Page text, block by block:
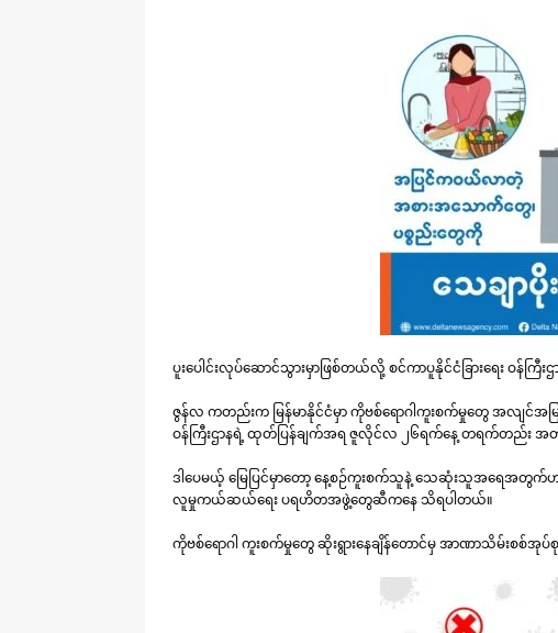
ပူးပေါင်းလုပ်ဆောင်သွားမှာဖြစ်တယ်လို့ စင်ကာပူနိုင်ငံခြားရေး ဝန်ကြီ
ဇွန်လ ကတည်းက မြန်မာနိုင်ငံမှာ ကိုဗစ်ရောဂါကူးစက်မှုတွေ အလျင်အ
ဝန်ကြီးဌာနရဲ့ ထုတ်ပြန်ချက်အရ ဇူလိုင်လ ၂၆ရက်နေ့ တရက်တည်း အတ
ဒါပေမယ့် မြေပြင်မှာတော့ နေ့စဉ်ကူးစက်သူနဲ့ သေဆုံးသူအရေအတွက်ဟ
လူမှုကယ်ဆယ်ရေး ပရဟိတအဖွဲ့တွေဆီကနေ သိရပါတယ်။
ကိုဗစ်ရောဂါ ကူးစက်မှုတွေ ဆိုးရွားနေချိန်တောင်မှ အာဏာသိမ်းစစ်အု